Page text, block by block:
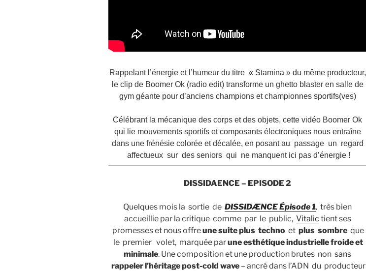
Rappelant l’énergie et l’humeur du titre « Stamina » du même producteur,
le clip de Boomer Ok (radio edit) transforme un ghetto blaster en salle de
gym géante pour d’anciens champions et championnes sportifs(ves)
Célébrant la mécanique des corps et des objets, cette vidéo Boomer Ok
qui lie mouvements sportifs et composants électroniques nous entraîne
dans une frénésie colorée etdécalée, en posant au passage un regard
affectueux sur des seniors qui ne manquent ici pas d’énergie !
DISSIDAENCE – EPISODE 2
Quelques mois la sortie deDISSIDÆNCEÉpisode 1, très bien
accueillie par la critique comme par le public, Vitalic tient ses
promesses et nous offreunesuite plus techno etplus sombreque
le premier volet, marquée paruneesthétique industrielle froide et
minimale. Une composition et une production brutes non sans
rappeler l’héritage post-cold wave– ancré dans l’ADN du producteur